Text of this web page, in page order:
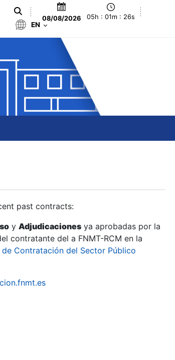
08/08/2026 05h : 01m : 27s
EN
past contracts:
y Adjudicaciones ya aprobadas por la
contratante del a FNMT-RCM en la
Contratación del Sector Público